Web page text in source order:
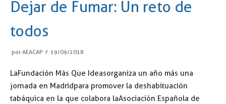
Dejar de Fumar: Un reto de
todos
por AEACAP 19/09/2018
La Fundación Más Que Ideas organiza un año más una
jornada en Madrid para promover la deshabituación
tabáquica en la que colabora la Asociación Española de